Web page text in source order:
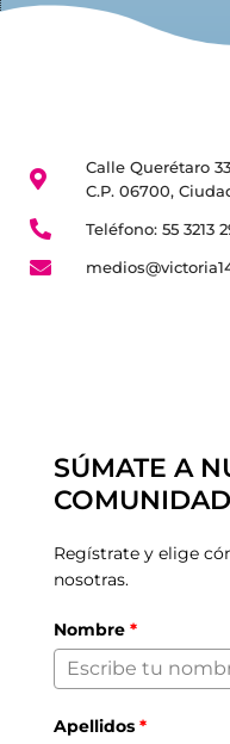
Calle Querétaro
C.P. 06700,
Teléfono: 55 3213
SÚMATE A
COMUNIDAD
Regístrate y elige
nosotras.
Nombre *
Apellidos *